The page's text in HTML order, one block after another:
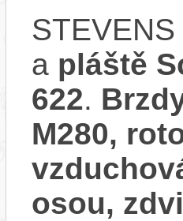
a pláště
622.
M280,
osou,